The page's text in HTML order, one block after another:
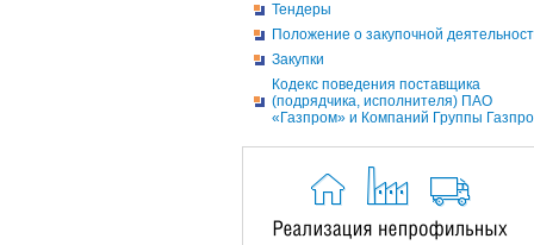
Тендеры
Положение о закупочной
Закупки
Кодекс поведения поставщика
(подрядчика, исполнителя) ПАО
«Газпром» и Компаний Группы